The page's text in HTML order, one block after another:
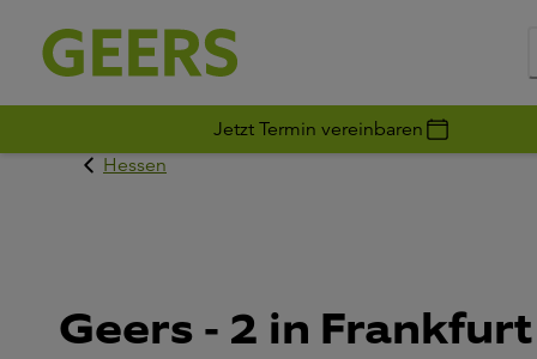
Jetzt Termin vereinbaren
Hessen
Geers - 2 in Frankfurt